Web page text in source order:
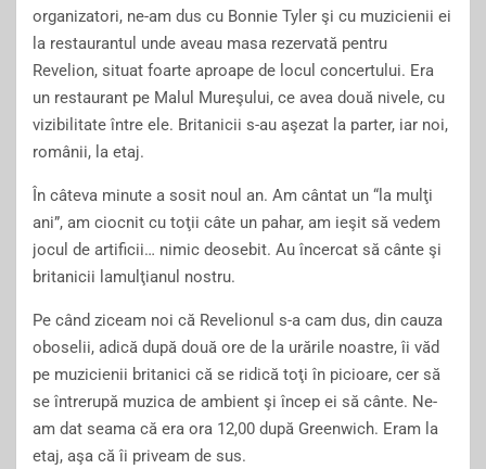
organizatori, ne-am dus cu Bonnie Tyler şi cu muzicienii ei
la restaurantul unde aveau masa rezervată pentru
Revelion, situat foarte aproape de locul concertului. Era
un restaurant pe Malul Mureşului, ce avea două nivele, cu
vizibilitate între ele. Britanicii s-au aşezat la parter, iar noi,
românii, la etaj.
În câteva minute a sosit noul an. Am cântat un “la mulţi
ani”, am ciocnit cu toţii câte un pahar, am ieşit să vedem
jocul de artificii… nimic deosebit. Au încercat să cânte şi
britanicii lamulţianul nostru.
Pe când ziceam noi că Revelionul s-a cam dus, din cauza
oboselii, adică după două ore de la urările noastre, îi văd
pe muzicienii britanici că se ridică toţi în picioare, cer să
se întrerupă muzica de ambient şi încep ei să cânte. Ne-
am dat seama că era ora 12,00 după Greenwich. Eram la
etaj, aşa că îi priveam de sus.